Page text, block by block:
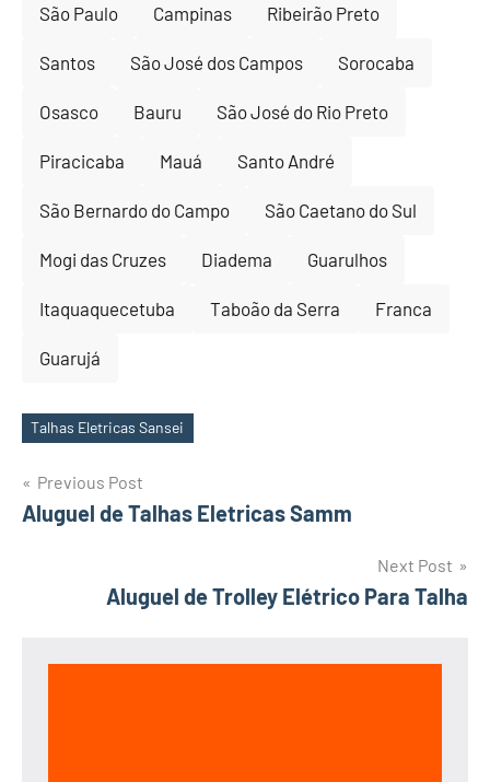
São Paulo Campinas Ribeirão Preto
Santos São José dos Campos Sorocaba
Osasco Bauru São José do Rio Preto
Piracicaba Mauá Santo André
São Bernardo do Campo São Caetano do Sul
Mogi das Cruzes Diadema Guarulhos
Itaquaquecetuba Taboão da Serra Franca
Guarujá
Tags
Talhas Eletricas Sansei
Post
navigation
Previous Post
Aluguel de Talhas Eletricas Samm
Next Post
Aluguel de Trolley Elétrico Para Talha